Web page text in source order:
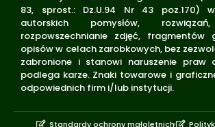
83, sprost.: Dz.U.94 Nr 43 poz.170)
autorskich pomysłów,
rozpowszechnianie zdjęć, fragmentów
opisów w celach zarobkowych, bez
zabronione i stanowi naruszenie praw
podlega karze. Znaki towarowe i
odpowiednich firm i/lub instytucji.
Standardy ochrony małoletnich